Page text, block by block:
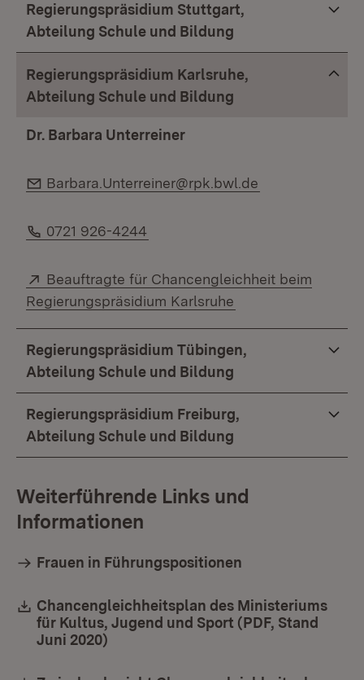
Regierungspräsidium Stuttgart,
Abteilung Schule und Bildung
Regierungspräsidium Karlsruhe,
Abteilung Schule und Bildung
Dr. Barbara Unterreiner
E-Mail:
Barbara.Unterreiner@rpk.bwl.de
Telefon:
0721 926-4244
Extern:
Beauftragte für Chancengleichheit beim
Regierungspräsidium Karlsruhe
Regierungspräsidium Tübingen,
Abteilung Schule und Bildung
Regierungspräsidium Freiburg,
Abteilung Schule und Bildung
Weiterführende Links und
Informationen
Frauen in Führungspositionen
Download:
Chancengleichheitsplan des Ministeriums
für Kultus, Jugend und Sport (PDF, Stand
Juni 2020)